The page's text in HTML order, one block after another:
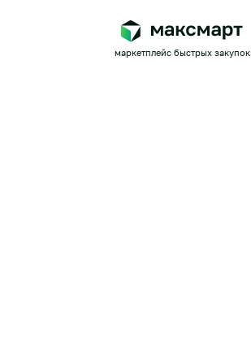
маркетплейс быстрых закупок